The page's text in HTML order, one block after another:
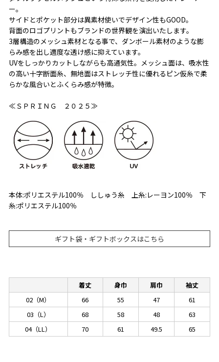
ー。
サイドとポケット部分は異素材使いでデザイン性もGOOD。
背面のロゴプリントもブランドの世界観を演出いたします。
3層構造のメッシュ素材となる事で、ダンボール素材のような膨
らみ感を出し適度な透け感に抑えています。
UVをしっかりカットしながらも高通気性。メッシュ面は、吸水性
の高い十字断面糸、無地面はストレッチ性に優れるピン仮糸で柔
らかな風合いとふくらみ感が特徴。
≪ＳＰＲＩＮＧ ２０２５≫
本体:ポリエステル100％ ししゅう糸 上糸:レーヨン100％ 下
糸:ポリエステル100％
ギフト袋・ギフトボックスはこちら
着丈 身巾 肩巾
袖丈
02（M）
66 55 47
61
03（L）
68 58 48
63
04（LL）
70 61 49.5 65